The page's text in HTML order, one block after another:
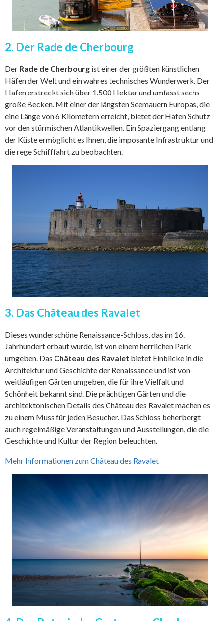
2. Der Rade de Cherbourg
Der Rade de Cherbourg ist einer der größten künstlichen
Häfen der Welt und ein wahres technisches Wunderwerk. Der
Hafen erstreckt sich über 1.500 Hektar und umfasst sechs
große Becken. Mit einer der längsten Seemauern Europas, die
eine Länge von 6 Kilometern erreicht, bietet der Hafen Schutz
vor den stürmischen Atlantikwellen. Ein Spaziergang entlang
der Küste ermöglicht es Ihnen, die imposante Infrastruktur und
die rege Schifffahrt zu beobachten.
3. Das Château des Ravalet
Dieses wunderschöne Renaissance-Schloss, das im 16.
Jahrhundert erbaut wurde, ist von einem herrlichen Park
umgeben. Das Château des Ravalet bietet Einblicke in die
Architektur und Geschichte der Renaissance und ist von
weitläufigen Gärten umgeben, die für ihre Vielfalt und
Schönheit bekannt sind. Die prächtigen Gärten und die
architektonischen Details des Château des Ravalet machen es
zu einem Muss für jeden Besucher. Das Schloss beherbergt
auch regelmäßige Veranstaltungen und Ausstellungen, die die
Geschichte und Kultur der Region beleuchten.
Mehr Informationen zum Château des Ravalet